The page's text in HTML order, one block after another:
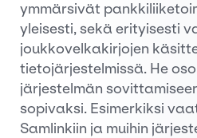
ymmärsivät
yleisesti, sekä erityisesti
joukkovelkakirjojen
tietojärjestelmissä. He
järjestelmän
sopivaksi. Esimerkiksi
Samlinkiin ja muihin